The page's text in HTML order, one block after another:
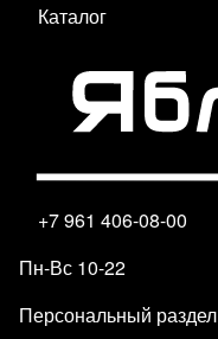
Каталог
+7 961 406-08-00
Пн-Вс 10-22
Персональный раздел